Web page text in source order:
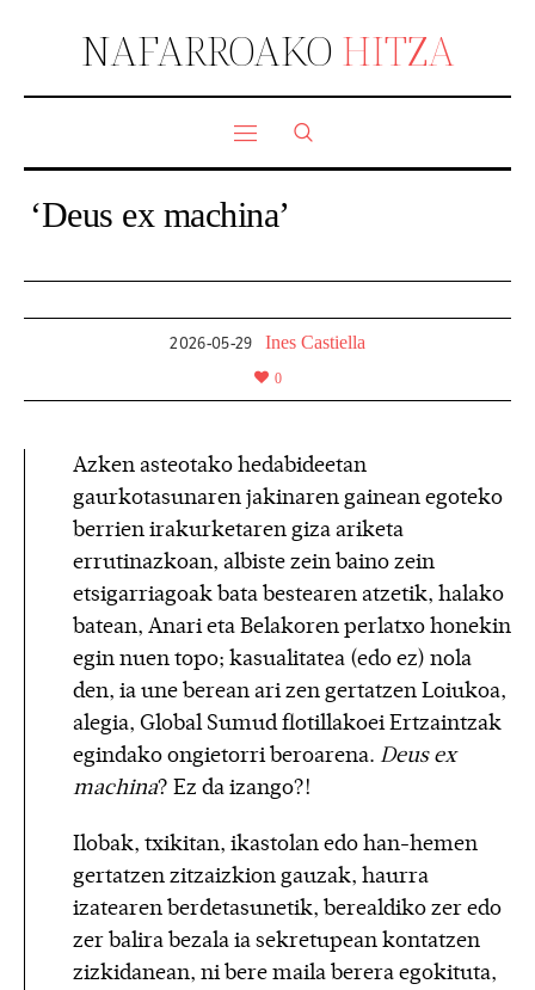
NAFARROAKO HITZA
‘Deus ex machina’
2026-05-29 Ines Castiella
0
Azken asteotako hedabideetan
gaurkotasunaren jakinaren gainean egoteko
berrien irakurketaren giza ariketa
errutinazkoan, albiste zein baino zein
etsigarriagoak bata bestearen atzetik, halako
batean, Anari eta Belakoren perlatxo honekin
egin nuen topo; kasualitatea (edo ez) nola
den, ia une berean ari zen gertatzen Loiukoa,
alegia, Global Sumud flotillakoei Ertzaintzak
egindako ongietorri beroarena. Deus ex
machina? Ez da izango?!
Ilobak, txikitan, ikastolan edo han-hemen
gertatzen zitzaizkion gauzak, haurra
izatearen berdetasunetik, berealdiko zer edo
zer balira bezala ia sekretupean kontatzen
zizkidanean, ni bere maila berera egokituta,